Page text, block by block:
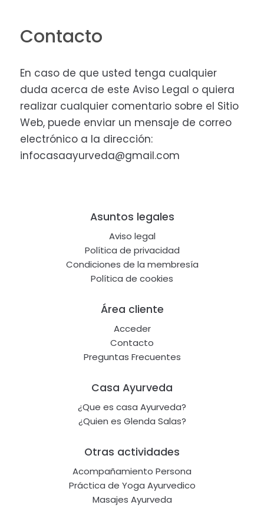
Contacto
En caso de que usted tenga cualquier
duda acerca de este Aviso Legal o quiera
realizar cualquier comentario sobre el Sitio
Web, puede enviar un mensaje de correo
electrónico a la dirección:
infocasaayurveda@gmail.com
Asuntos legales
Aviso legal
Política de privacidad
Condiciones de la membresía
Política de cookies
Área cliente
Acceder
Contacto
Preguntas Frecuentes
Casa Ayurveda
¿Que es casa Ayurveda?
¿Quien es Glenda Salas?
Otras actividades
Acompañamiento Persona
Práctica de Yoga Ayurvedico
Masajes Ayurveda